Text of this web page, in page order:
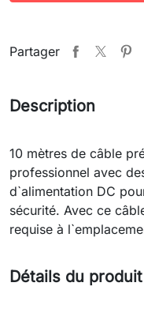
Partager
Description
10 mètres de câble
professionnel avec
d`alimentation DC
sécurité. Avec ce
requise à
Détails du produit